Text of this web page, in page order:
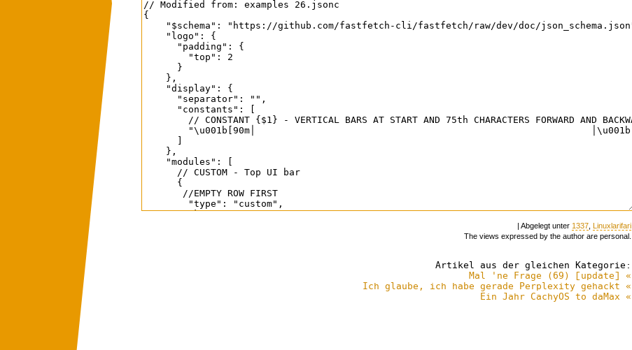
| Abgelegt unter 1337 Linuxlarifari
The views expressed by the author are personal.
Artikel aus der gleichen Kategorie:
Mal 'ne Frage (69) [update] «
Ich glaube, ich habe gerade Perplexity gehackt «
Ein Jahr CachyOS to daMax «